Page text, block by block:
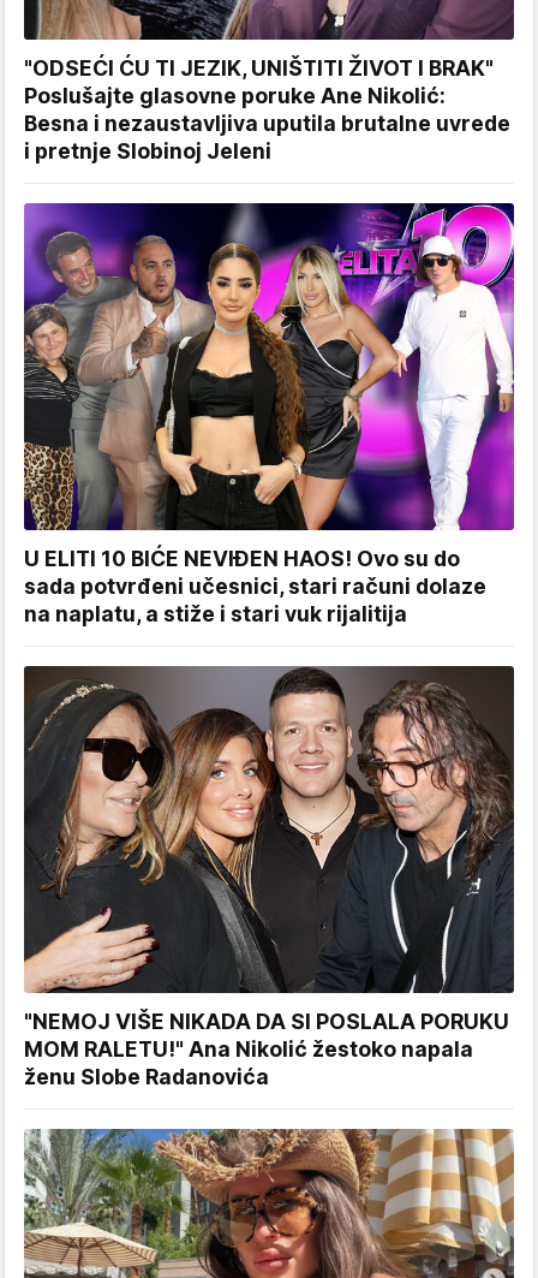
"ODSEĆI ĆU TI JEZIK, UNIŠTITI ŽIVOT I BRAK"
Poslušajte glasovne poruke Ane Nikolić:
Besna i nezaustavljiva uputila brutalne uvrede
i pretnje Slobinoj Jeleni
U ELITI 10 BIĆE NEVIĐEN HAOS! Ovo su do
sada potvrđeni učesnici, stari računi dolaze
na naplatu, a stiže i stari vuk rijalitija
"NEMOJ VIŠE NIKADA DA SI POSLALA PORUKU
MOM RALETU!" Ana Nikolić žestoko napala
ženu Slobe Radanovića